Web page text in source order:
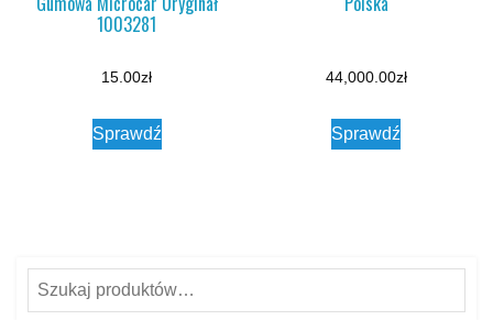
1003281
15.00zł
Sprawdź
44,000.00zł
Sprawdź
Szukaj: